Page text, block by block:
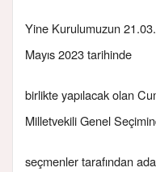
Yine Kurulumuzun
Mayıs 2023 tarihinde
birlikte yapılacak olan
Milletvekili Genel
seçmenler tarafından